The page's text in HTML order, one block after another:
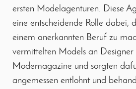
ersten Modelagenturen. Diese
eine entscheidende Rolle dabei,
einem anerkannten Beruf zu
vermittelten Models an Designer
Modemagazine und sorgten
angemessen entlohnt und